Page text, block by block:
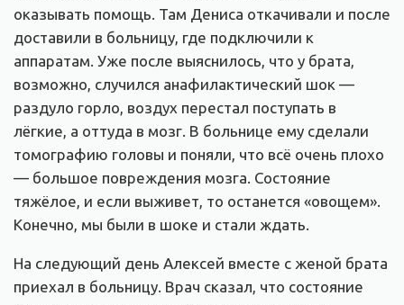
оказывать помощь. Там Дениса откачивали и после
доставили в больницу, где подключили к
аппаратам. Уже после выяснилось, что у брата,
возможно, случился анафилактический шок —
раздуло горло, воздух перестал поступать в
лёгкие, а оттуда в мозг. В больнице ему сделали
томографию головы и поняли, что всё очень плохо
— большое повреждения мозга. Состояние
тяжёлое, и если выживет, то останется «овощем».
Конечно, мы были в шоке и стали ждать.
На следующий день Алексей вместе с женой брата
приехал в больницу. Врач сказал, что состояние